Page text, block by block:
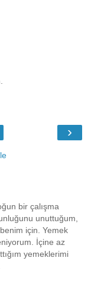
›
bir çalışma
unuttuğum,
için. Yemek
İçine az
yemeklerimi